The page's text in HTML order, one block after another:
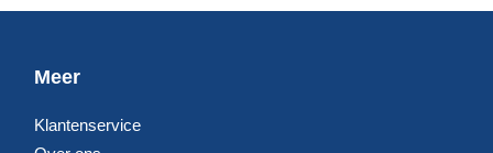
Meer
Klantenservice